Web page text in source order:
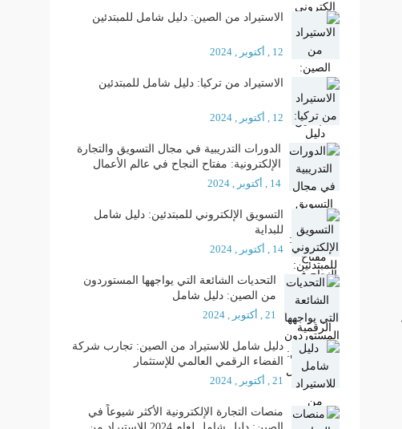
الاستيراد من الصين: دليل شامل للمبتدئين
12 , أكتوبر , 2024
الاستيراد من تركيا: دليل شامل للمبتدئين
12 , أكتوبر , 2024
الدورات التدريبية في مجال التسويق والتجارة
الإلكترونية: مفتاح النجاح في عالم الأعمال
الرقمية
14 , أكتوبر , 2024
التسويق الإلكتروني للمبتدئين: دليل شامل
للبداية
14 , أكتوبر , 2024
التحديات الشائعة التي يواجهها المستوردون
من الصين: دليل شامل
21 , أكتوبر , 2024
دليل شامل للاستيراد من الصين: تجارب شركة
الفضاء الرقمي العالمي للإستثمار
21 , أكتوبر , 2024
منصات التجارة الإلكترونية الأكثر شيوعاً في